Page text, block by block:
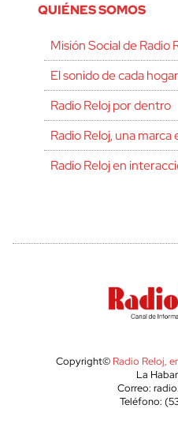
QUIÉNES SOMOS
Misión Social de Radio
El sonido de cada
Radio Reloj por dentro
Radio Reloj, una
Radio Reloj en
Copyright© Radio Reloj,
La
Correo:
Teléfono: